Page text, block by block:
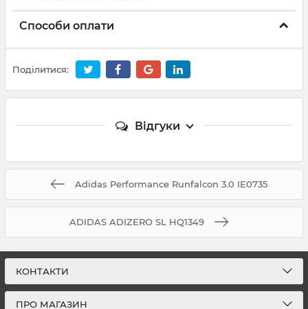
Способи оплати
Поділитися:
Відгуки
Adidas Performance Runfalcon 3.0 IE0735
ADIDAS ADIZERO SL HQ1349
КОНТАКТИ
ПРО МАГАЗИН